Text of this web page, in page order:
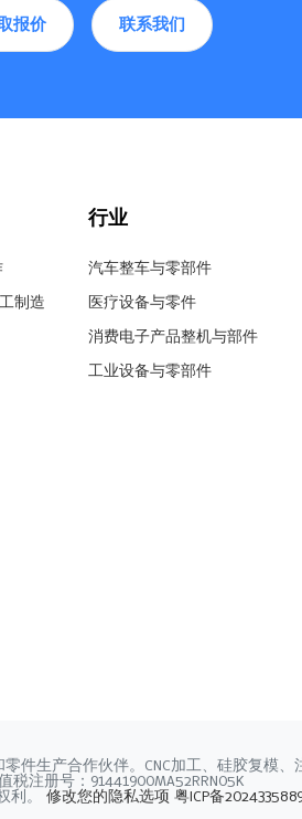
报价 联系我们
制造
行业
汽车整车与零部件
医疗设备与零件
消费电子产品整机与部件
工业设备与零部件
件生产合作伙伴。CNC加工、硅胶复模、
注册号：91441900MA52RRN05K
。 修改您的隐私选项 粤ICP备